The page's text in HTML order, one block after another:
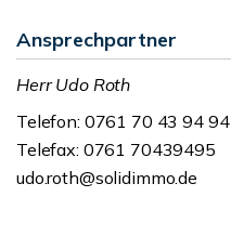
Ansprechpartner
Herr Udo Roth
Telefon: 0761 70 43 94 94
Telefax: 0761 70439495
udo.roth@solidimmo.de